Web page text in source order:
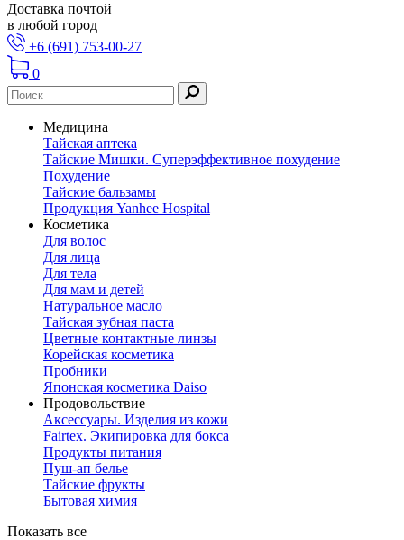
Доставка почтой
в любой город
+6 (691) 753-00-27
0
Медицина
Тайская аптека
Тайские Мишки. Суперэффективное похудение
Похудение
Тайские бальзамы
Продукция Yanhee Hospital
Косметика
Для волос
Для лица
Для тела
Для мам и детей
Натуральное масло
Тайская зубная паста
Цветные контактные линзы
Корейская косметика
Пробники
Японская косметика Daiso
Продовольствие
Аксессуары. Изделия из кожи
Fairtex. Экипировка для бокса
Продукты питания
Пуш-ап белье
Тайские фрукты
Бытовая химия
Показать все